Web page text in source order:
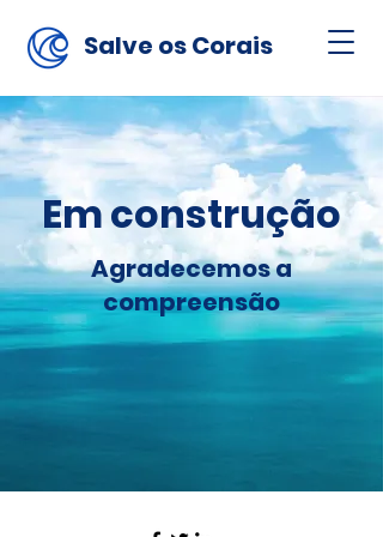
Salve os Corais
Em construção
Agradecemos a
compreensão